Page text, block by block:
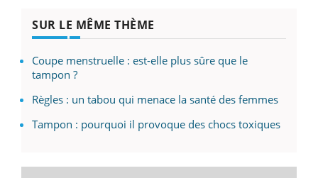
SUR LE MÊME THÈME
Coupe menstruelle : est-elle plus sûre que le
tampon ?
Règles : un tabou qui menace la santé des femmes
Tampon : pourquoi il provoque des chocs toxiques